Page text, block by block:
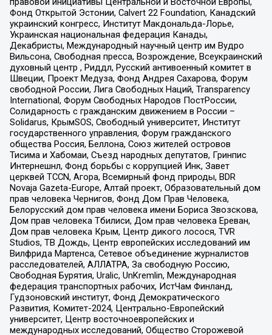
Фонд Открытой Эстонии, Calvert 22 Foundation, Канадский
украинский конгресс, Институт Макдональда-Лорье,
Украинская национальная федерация Канады,
Декабристы, Международный научный центр им Вудро
Вильсона, Свободная пресса, Возрождение, Всеукраинский
духовный центр , Риддл, Русский антивоенный комитет в
Швеции, Проект Медуза, Фонд Андрея Сахарова, Форум
свободной России, Лига Свободных Наций, Transparеncy
International, Форум Свободных Народов ПостРоссии,
Солидарность с гражданским движением в России –
Solidarus, КрымSOS, Свободный университет, Институт
государственного управления, Форум гражданского
общества Россия, Беллона, Союз жителей островов
Тисима и Хабомаи, Съезд народных депутатов, Гринпис
Интернешнл, Фонд борьбы с коррупцией Инк, Завет
церквей TCCN, Агора, Всемирный фонд природы, BDR
Novaja Gazeta-Europe, Алтай проект, Образовательный дом
прав человека Чернигов, Фонд Дом Прав Человека,
Белорусский дом прав человека имени Бориса Звозскова,
Дом прав человека Тбилиси, Дом прав человека Ереван,
Дом прав человека Крым, Центр дикого лосося, TVR
Studios, ТВ Дождь, Центр европейских исследований им
Вилфрида Мартенса, Сетевое объединение журналистов
расследователей, АЛЛАТРА, За свободную Россию,
Свободная Бурятия, Uralic, UnKremlin, Международная
федерация транспортных рабочих, ИстЧам Финланд,
Гудзоновский институт, Фонд Демократического
Развития, Комитет-2024, Центрально-Европейский
университет, Центр восточноевропейских и
международных исследований, Общество Сторожевой